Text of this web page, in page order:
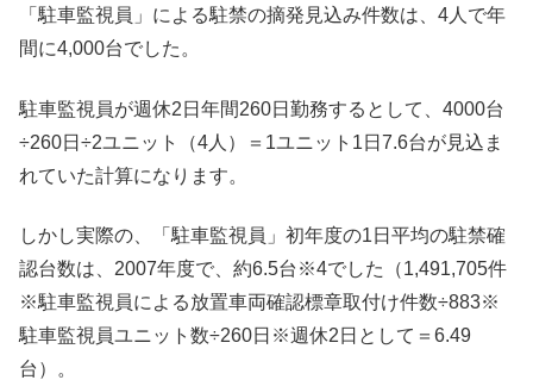
「駐車監視員」による駐禁の摘発見込み件数は、4人で年
間に4,000台でした。
駐車監視員が週休2日年間260日勤務するとして、4000台
÷260日÷2ユニット（4人）＝1ユニット1日7.6台が見込ま
れていた計算になります。
しかし実際の、「駐車監視員」初年度の1日平均の駐禁確
認台数は、2007年度で、約6.5台※4でした（1,491,705件
※駐車監視員による放置車両確認標章取付け件数÷883※
駐車監視員ユニット数÷260日※週休2日として＝6.49
台）。